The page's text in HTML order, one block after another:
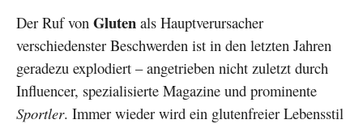
Der Ruf von Gluten als Hauptverursacher
verschiedenster Beschwerden ist in den letzten Jahren
geradezu explodiert – angetrieben nicht zuletzt durch
Influencer, spezialisierte Magazine und prominente
Sportler. Immer wieder wird ein glutenfreier Lebensstil